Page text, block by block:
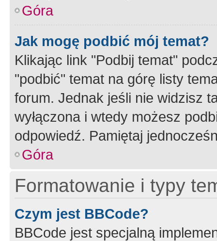
Góra
Jak mogę podbić mój temat?
Klikając link "Podbij temat"
"podbić" temat na górę listy
forum. Jednak jeśli nie widzisz
wyłączona i wtedy możesz
odpowiedź. Pamiętaj
Góra
Formatowanie i typy
Czym jest BBCode?
BBCode jest specjalną